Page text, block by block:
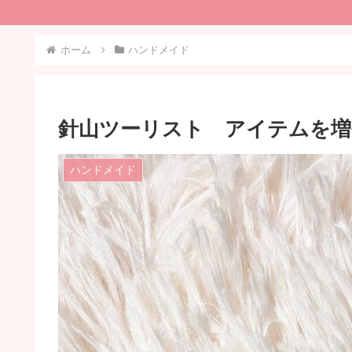
ホーム ハンドメイド
針山ツーリスト アイテムを
ハンドメイド